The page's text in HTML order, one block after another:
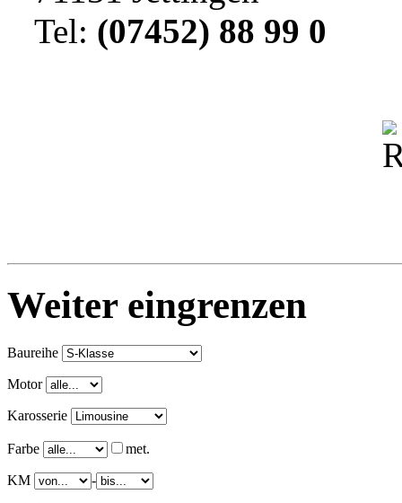
Tel: (07452) 88 99 0
Weiter eingrenzen
Baureihe
Motor
Karosserie
Farbe met.
KM -